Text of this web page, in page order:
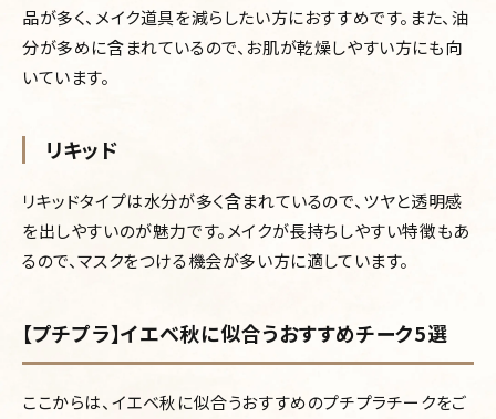
品が多く、メイク道具を減らしたい方におすすめです。また、油
分が多めに含まれているので、お肌が乾燥しやすい方にも向
いています。
リキッド
リキッドタイプは水分が多く含まれているので、ツヤと透明感
を出しやすいのが魅力です。メイクが長持ちしやすい特徴もあ
るので、マスクをつける機会が多い方に適しています。
【プチプラ】イエベ秋に似合うおすすめチーク5選
ここからは、イエベ秋に似合うおすすめのプチプラチークをご